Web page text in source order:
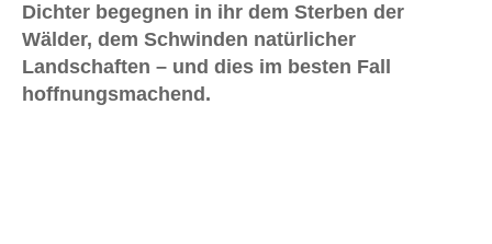
Dichter begegnen in ihr dem Sterben der
Wälder, dem Schwinden natürlicher
Landschaften – und dies im besten Fall
hoffnungsmachend.